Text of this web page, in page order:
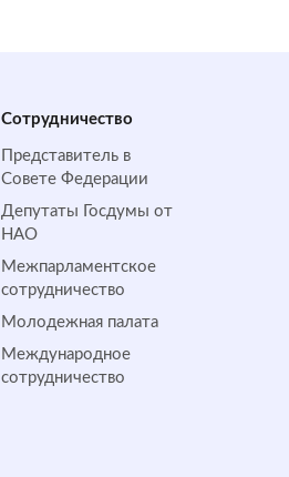
Сотрудничество
Представитель в
Совете Федерации
Депутаты Госдумы от
НАО
Межпарламентское
сотрудничество
Молодежная палата
Международное
сотрудничество